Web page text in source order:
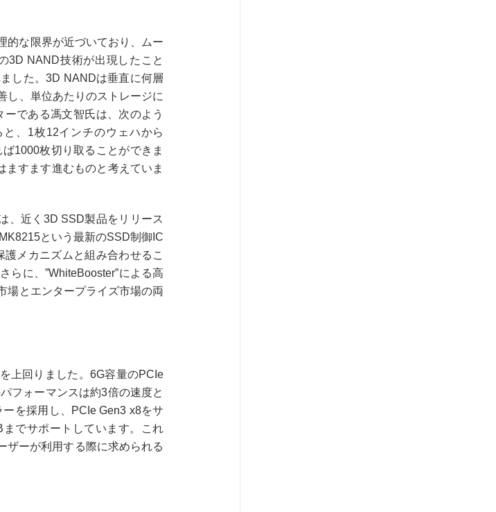
的な限界が近づいており、ムー
3D NAND技術が出現したこと
した。3D NANDは垂直に何層
し、単位あたりのストレージに
である馮文智氏は、次のよう
、1枚12インチのウェハから
1000枚切り取ることができま
すます進むものと考えていま
、近く3D SSD製品をリリース
という最新のSSD制御IC
メカニズムと組み合わせるこ
らに、”WhiteBooster”による高
場とエンタープライズ市場の両
上回りました。6G容量のPCIe
フォーマンスは約3倍の速度と
を採用し、PCIe Gen3 x8をサ
でサポートしています。これ
ザーが利用する際に求められる